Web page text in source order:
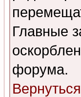
Главные
форума.